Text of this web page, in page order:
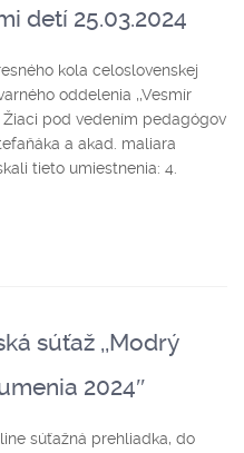
detí 25.03.2024
kola celoslovenskej
oddelenia ,,Vesmír
Žiaci pod vedením pedagógov
a akad. maliara
tieto umiestnenia: 4.
súťaž ,,Modrý
2024″
súťažná prehliadka, do